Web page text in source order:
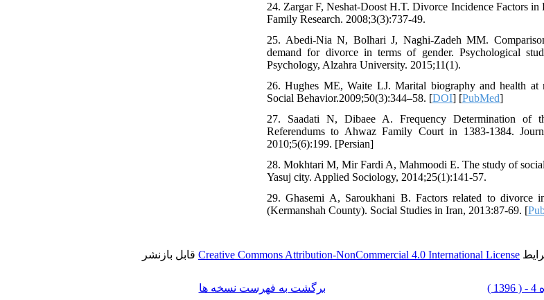
24. Zargar F, Neshat-Doost H.T. Divorce Incidence Factors
Family Research. 2008;3(3):737-49.
25. Abedi-Nia N, Bolhari J, Naghi-Zadeh MM.
demand for divorce in terms of gender. Psychological
Psychology, Alzahra University. 2015;11(1).
26. Hughes ME, Waite LJ. Marital biography and health
Social Behavior.2009;50(3):344–58. [DOI] [PubMed]
27. Saadati N, Dibaee A. Frequency Determination of
Referendums to Ahwaz Family Court in 1383-1384.
2010;5(6):199. [Persian]
28. Mokhtari M, Mir Fardi A, Mahmoodi E. The study of
Yasuj city. Applied Sociology, 2014;25(1):141-57.
29. Ghasemi A, Saroukhani B. Factors related to divorce
(Kermanshah County). Social Studies in Iran, 2013:87-69. [
Creative Commons Attribution-NonCommercial 4.0 International License قابل بازنشر
برگشت به فهرست نسخه ها